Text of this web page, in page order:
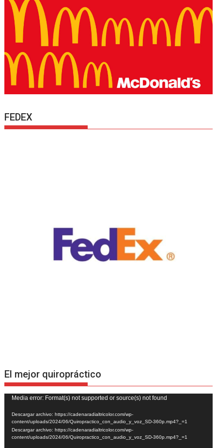
FEDEX
El mejor quiropráctico
Reproductor
de
vídeo
Media error: Format(s) not supported or source(s) not found
Descargar archivo: https://cadenaradialtricolor.com/wp-
content/uploads/2024/06/Quiropractico_con_audio_y_voz_SD-360p.mp4?_=1
Descargar archivo: https://cadenaradialtricolor.com/wp-
content/uploads/2024/06/Quiropractico_con_audio_y_voz_SD-360p.mp4?_=1